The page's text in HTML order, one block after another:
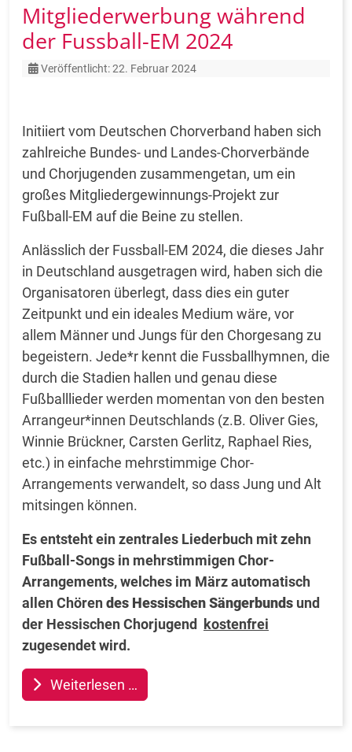
Mitgliederwerbung während
der Fussball-EM 2024
Details
Veröffentlicht: 22. Februar 2024
Initiiert vom Deutschen Chorverband haben sich
zahlreiche Bundes- und Landes-Chorverbände
und Chorjugenden zusammengetan, um ein
großes Mitgliedergewinnungs-Projekt zur
Fußball-EM auf die Beine zu stellen.
Anlässlich der Fussball-EM 2024, die dieses Jahr
in Deutschland ausgetragen wird, haben sich die
Organisatoren überlegt, dass dies ein guter
Zeitpunkt und ein ideales Medium wäre, vor
allem Männer und Jungs für den Chorgesang zu
begeistern. Jede*r kennt die Fussballhymnen, die
durch die Stadien hallen und genau diese
Fußballlieder werden momentan von den besten
Arrangeur*innen Deutschlands (z.B. Oliver Gies,
Winnie Brückner, Carsten Gerlitz, Raphael Ries,
etc.) in einfache mehrstimmige Chor-
Arrangements verwandelt, so dass Jung und Alt
mitsingen können.
Es entsteht ein zentrales Liederbuch mit zehn
Fußball-Songs in mehrstimmigen Chor-
Arrangements, welches im März automatisch
allen Chörendes Hessischen Sängerbunds und
der Hessischen Chorjugend
kostenfrei
zugesendet wird.
Weiterlesen …